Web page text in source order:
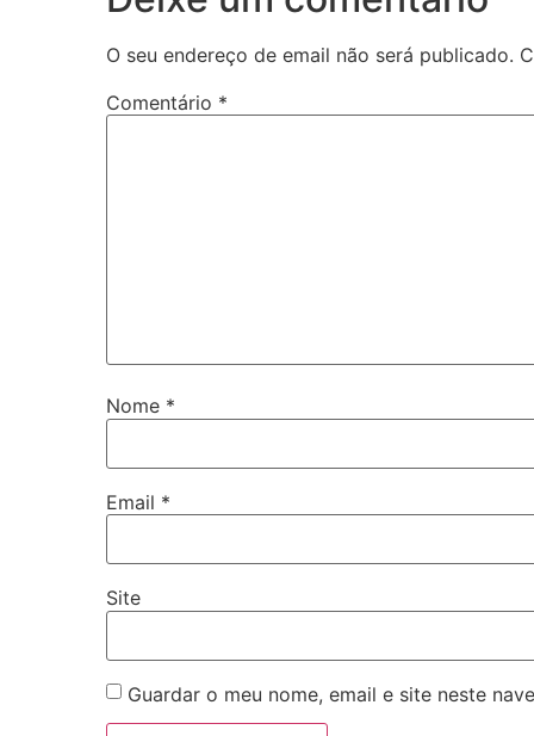
O seu endereço de email não será publicado.
Comentário *
Nome *
Email *
Site
Guardar o meu nome, email e site neste